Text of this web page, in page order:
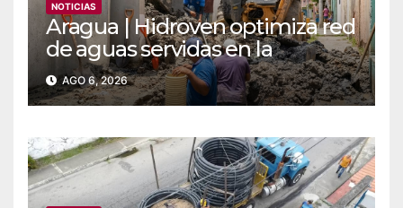
NOTICIAS
Aragua | Hidroven optimiza red
de aguas servidas en la
comunidad Doña Paula de
Maracay
AGO 6, 2026